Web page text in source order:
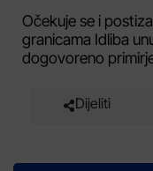
Očekuje se i
granicama Idliba
dogovoreno
Dijeliti